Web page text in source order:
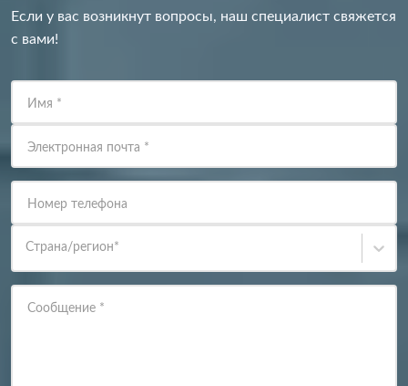
Если у вас возникнут вопросы, наш специалист свяжется
с вами!
Имя *
Электронная почта *
Номер телефона
Страна/регион*
Сообщение *